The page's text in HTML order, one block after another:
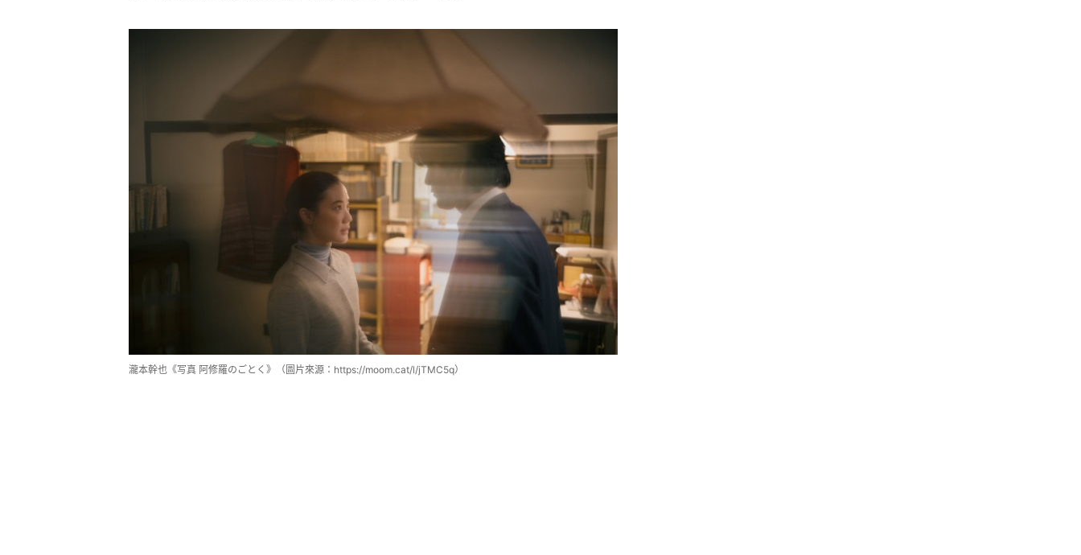
瀧本幹也《写真 阿修羅のごとく》（圖片來源：https://moom.cat/l/jTMC5q）